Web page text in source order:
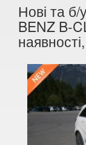
FORD
HONDA
JAGUAR
JEEP
Нові та
BENZ B-